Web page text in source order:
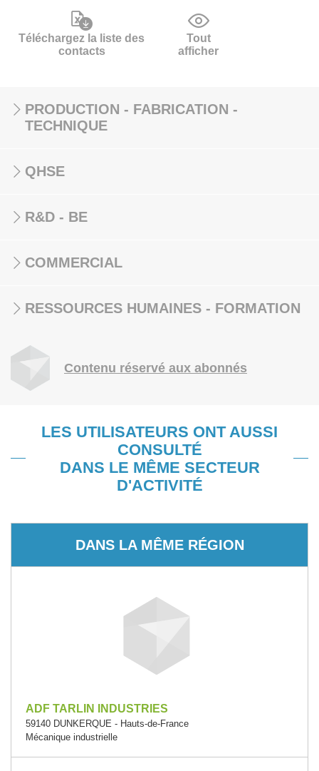
Téléchargez la liste des
contacts
Tout
afficher
PRODUCTION - FABRICATION -
TECHNIQUE
QHSE
R&D - BE
COMMERCIAL
RESSOURCES HUMAINES - FORMATION
Contenu réservé aux abonnés
LES UTILISATEURS ONT AUSSI
CONSULTÉ
DANS LE MÊME SECTEUR
D'ACTIVITÉ
DANS LA MÊME RÉGION
ADF TARLIN INDUSTRIES
59140 DUNKERQUE - Hauts-de-France
Mécanique industrielle